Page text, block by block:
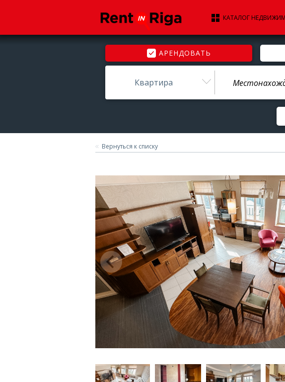
КАТАЛОГ
АРЕНДОВАТЬ
Квартира
Вернуться к списку